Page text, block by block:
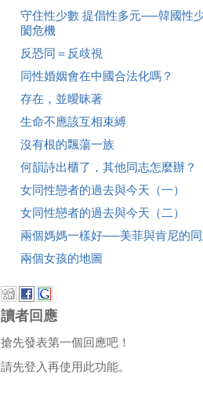
守住性少數 提倡性多元──韓國性
閡危機
反恐同＝反歧視
同性婚姻會在中國合法化嗎？
存在，並曖昧著
生命不應該互相束縛
沒有根的飄蕩一族
何韻詩出櫃了，其他同志怎麼辦？
女同性戀者的過去與今天（一）
女同性戀者的過去與今天（二）
兩個媽媽一樣好──美菲與肯尼的
兩個女孩的地圖
讀者回應
搶先發表第一個回應吧！
請先登入再使用此功能。